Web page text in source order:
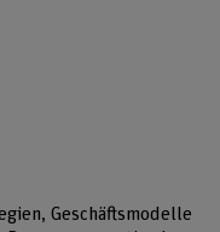
Geschäftsmodelle